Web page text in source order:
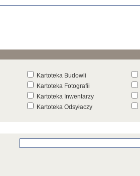
Kartoteka Budowli
Kartoteka Fotografii
Kartoteka Inwentarzy
Kartoteka Odsyłaczy
Kartoteka Wydarzeń Inwentarza
Kartoteka Znaków, Stempli i Punc